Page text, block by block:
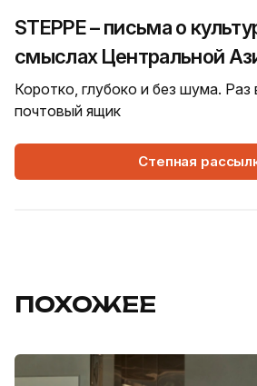
STEPPE – письма о
смыслах Центральной
Коротко, глубоко и без шума.
почтовый ящик
Степная
ПОХОЖЕЕ